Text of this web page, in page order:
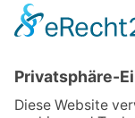
Services
Für MFA